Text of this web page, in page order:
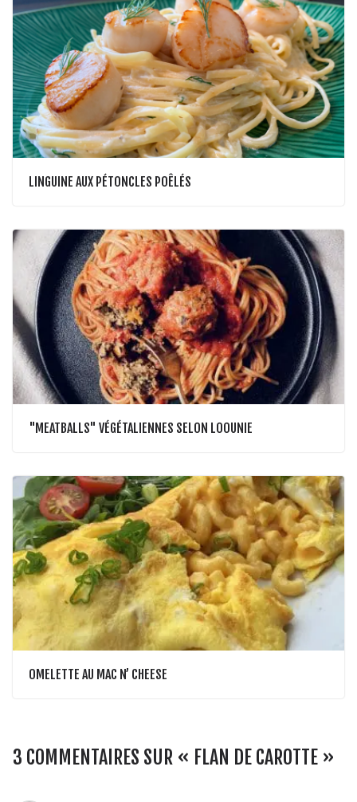
LINGUINE AUX PÉTONCLES POÊLÉS
"MEATBALLS" VÉGÉTALIENNES SELON LOOUNIE
OMELETTE AU MAC N’ CHEESE
3 COMMENTAIRES SUR « FLAN DE CAROTTE »